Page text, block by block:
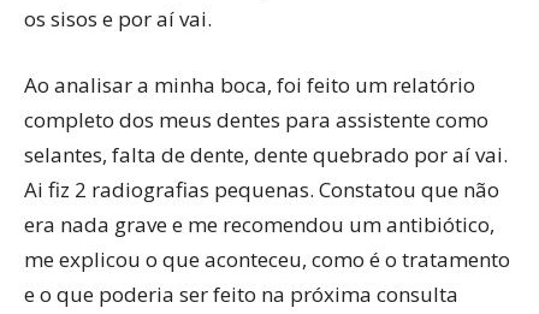
os sisos e por aí vai.
Ao analisar a minha boca, foi feito um relatório
completo dos meus dentes para assistente como
selantes, falta de dente, dente quebrado por aí vai.
Ai fiz 2 radiografias pequenas. Constatou que não
era nada grave e me recomendou um antibiótico,
me explicou o que aconteceu, como é o tratamento
e o que poderia ser feito na próxima consulta